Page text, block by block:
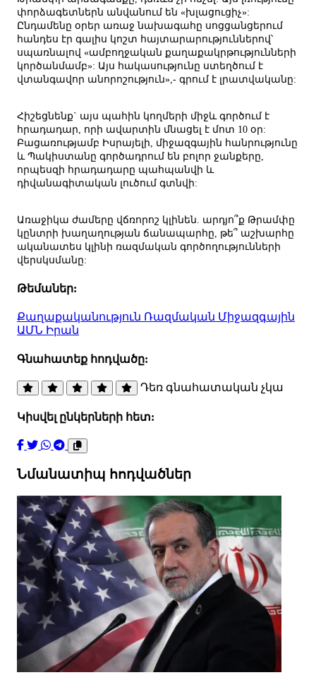
փորձագետներն անվանում են «խլացուցիչ»:
Ընդամենը օրեր առաջ նախագահը սոցցանցերում
հանդես էր գալիս կոշտ հայտարարություններով՝
սպառնալով «ամբողջական քաղաքակրթությունների
կործանմամբ»: Այս հակասությունը ստեղծում է
վտանգավոր անորոշություն»,- գրում է լրատվականը:
Հիշեցնենք` այս պահին կողմերի միջև գործում է
հրադադար, որի ավարտին մնացել է մոտ 10 օր:
Բացառությամբ Իսրայելի, միջազգային հանրությունը
և Պակիստանը գործադրում են բոլոր ջանքերը,
որպեսզի հրադադարը պահպանվի և
դիվանագիտական լուծում գտնվի:
Առաջիկա ժամերը վճռորոշ կլինեն. արդյո՞ք Թրամփը
կընտրի խաղաղության ճանապարհը, թե՞ աշխարհը
ականատես կլինի ռազմական գործողությունների
վերսկսմանը:
Թեմաներ:
Քաղաքականություն Ռազմական Միջազգային
ԱՄՆ Իրան
Գնահատեք հոդվածը:
Դեռ գնահատական չկա
Կիսվել ընկերների հետ:
Նմանատիպ հոդվածներ